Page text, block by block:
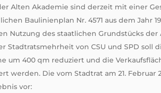
Alten Akademie sind derzeit mit einer
Baulinienplan Nr. 4571 aus dem Jahr
Nutzung des staatlichen Grundstücks der
Stadtratsmehrheit von CSU und SPD soll
um 400 qm reduziert und die
werden. Die vom Stadtrat am 21. Februar
vor: